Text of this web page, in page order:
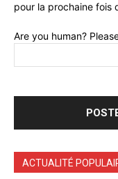
pour la prochaine fois
Are you human?
ACTUALITÉ